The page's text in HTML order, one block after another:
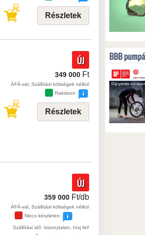
Részletek
ÚJ
349 000 Ft
ÁFÁ-val, Szállítási költségek nélkül
Raktáron
Részletek
ÚJ
359 000 Ft/db
ÁFÁ-val, Szállítási költségek nélkül
Nincs készleten
Szállítási idő: bizonytalan, hívj fel!
BBB